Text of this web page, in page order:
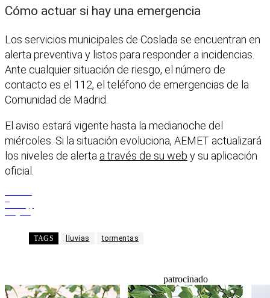
Cómo actuar si hay una emergencia
Los servicios municipales de Coslada se encuentran en
alerta preventiva y listos para responder a incidencias.
Ante cualquier situación de riesgo, el número de
contacto es el 112, el teléfono de emergencias de la
Comunidad de Madrid.
El aviso estará vigente hasta la medianoche del
miércoles. Si la situación evoluciona, AEMET actualizará
los niveles de alerta a través de su web y su aplicación
oficial.
TAGS lluvias tormentas
patrocinado